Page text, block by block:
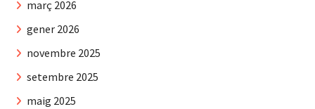
març 2026
gener 2026
novembre 2025
setembre 2025
maig 2025